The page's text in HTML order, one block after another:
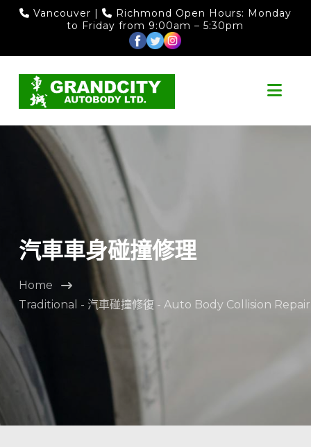
Vancouver | Richmond Open Hours: Monday
to Friday from 9:00am – 5:30pm
汽車車身碰撞修理
Home
Traditional - 汽車碰撞修復 - Auto Body Collision Repair